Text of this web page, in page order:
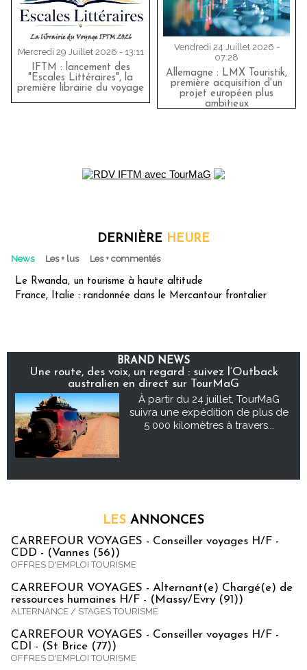
Mercredi 29 Juillet 2026 - 13:11
IFTM : lancement des
"Escales Littéraires", la
première librairie du voyage
Vendredi 24 Juillet 2026 -
07:28
Allemagne : LMX Touristik,
première acquisition d'un
projet européen plus
ambitieux
DERNIÈRE HEURE
News Les + lus Les + commentés
Le Rwanda, un tourisme à haute altitude
France, Italie : randonnée dans le Mercantour frontalier
BRAND NEWS
Une route, des voix, un regard : suivez l’Outback
australien en direct sur TourMaG
À partir du 24 juillet, TourMaG
suivra une expédition de plus de
5 000 kilomètres à travers...
LES ANNONCES
CARREFOUR VOYAGES - Conseiller voyages H/F -
CDD - (Vannes (56))
OFFRES D'EMPLOI TOURISME
CARREFOUR VOYAGES - Alternant(e) Chargé(e) de
ressources humaines H/F - (Massy/Evry (91))
ALTERNANCE / STAGES TOURISME
CARREFOUR VOYAGES - Conseiller voyages H/F -
CDI - (St Brice (77))
OFFRES D'EMPLOI TOURISME